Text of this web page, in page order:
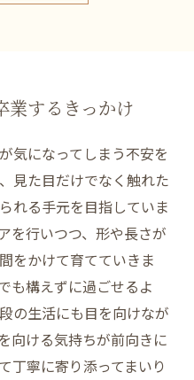
業するきっかけ
気になってしまう不安を
見た目だけでなく触れた
れる手元を目指していま
を行いつつ、形や長さが
をかけて育てていきま
も構えずに過ごせるよ
の生活にも目を向けなが
向ける気持ちが前向きに
丁寧に寄り添ってまいり